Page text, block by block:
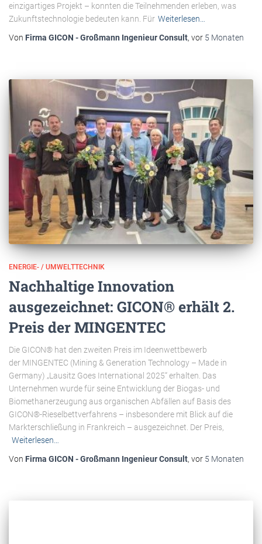
einzigartiges Projekt – konnten die Teilnehmenden erleben, was
Zukunftstechnologie bedeuten kann. Für Weiterlesen…
Von Firma GICON - Großmann Ingenieur Consult, vor 5 Monaten
ENERGIE- / UMWELTTECHNIK
Nachhaltige Innovation
ausgezeichnet: GICON® erhält 2.
Preis der MINGENTEC
Die GICON® hat den zweiten Preis im Ideenwettbewerb
der MINGENTEC (Mining & Generation Technology – Made in
Germany) „Lausitz Goes International 2025“ erhalten. Das
Unternehmen wurde für seine Entwicklung der Biogas- und
Biomethanerzeugung aus organischen Abfällen auf Basis des
GICON®-Rieselbettverfahrens – insbesondere mit Blick auf die
Markterschließung in Frankreich – ausgezeichnet. Der Preis,
Weiterlesen…
Von Firma GICON - Großmann Ingenieur Consult, vor 5 Monaten